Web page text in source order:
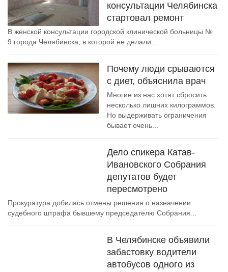
консультации Челябинска
стартовал ремонт
В женской консультации городской клинической больницы №
9 города Челябинска, в которой не делали...
Почему люди срываются
с диет, объяснила врач
Многие из нас хотят сбросить
несколько лишних килограммов.
Но выдерживать ограничения
бывает очень...
Дело спикера Катав-
Ивановского Собрания
депутатов будет
пересмотрено
Прокуратура добилась отмены решения о назначении
судебного штрафа бывшему председателю Собрания...
В Челябинске объявили
забастовку водители
автобусов одного из